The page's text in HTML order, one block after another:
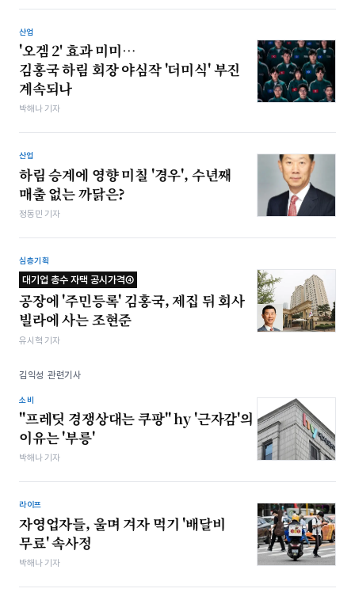
산업
'오겜 2' 효과 미미…
김홍국 하림 회장 야심작 '더미식' 부진
계속되나
박해나 기자
산업
하림 승계에 영향 미칠 '경우', 수년째
매출 없는 까닭은?
정동민 기자
심층기획
대기업 총수 자택 공시가격④
공장에 '주민등록' 김홍국, 제집 뒤 회사
빌라에 사는 조현준
유시혁 기자
김익성 관련기사
소비
"프레딧 경쟁상대는 쿠팡" hy '근자감'의
이유는 '부릉'
박해나 기자
라이프
자영업자들, 울며 겨자 먹기 '배달비
무료' 속사정
박해나 기자